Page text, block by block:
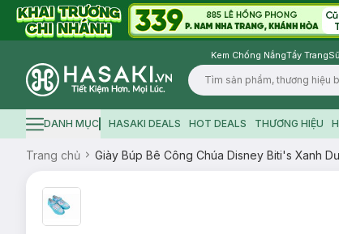
Kem Chống NắngTẩy Trang
Logo
Hamburger icon
DANH MỤC HASAKI DEALS HOT DEALS THƯƠNG HIỆU
Trang chủ Giày Búp Bê Công Chúa Disney Biti's Xanh